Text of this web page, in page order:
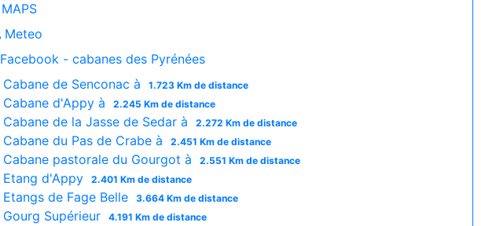
MAPS
Meteo
Facebook - cabanes des Pyrénées
Cabane de Senconac à
1.723 Km de distance
Cabane d'Appy à 2.245 Km de distance
Cabane de la Jasse de Sedar à 2.272 Km de distance
Cabane du Pas de Crabe à 2.451 Km de distance
Cabane pastorale du Gourgot à 2.551 Km de distance
Etang d'Appy 2.401 Km de distance
Etangs de Fage Belle 3.664 Km de distance
Gourg Supérieur 4.191 Km de distance